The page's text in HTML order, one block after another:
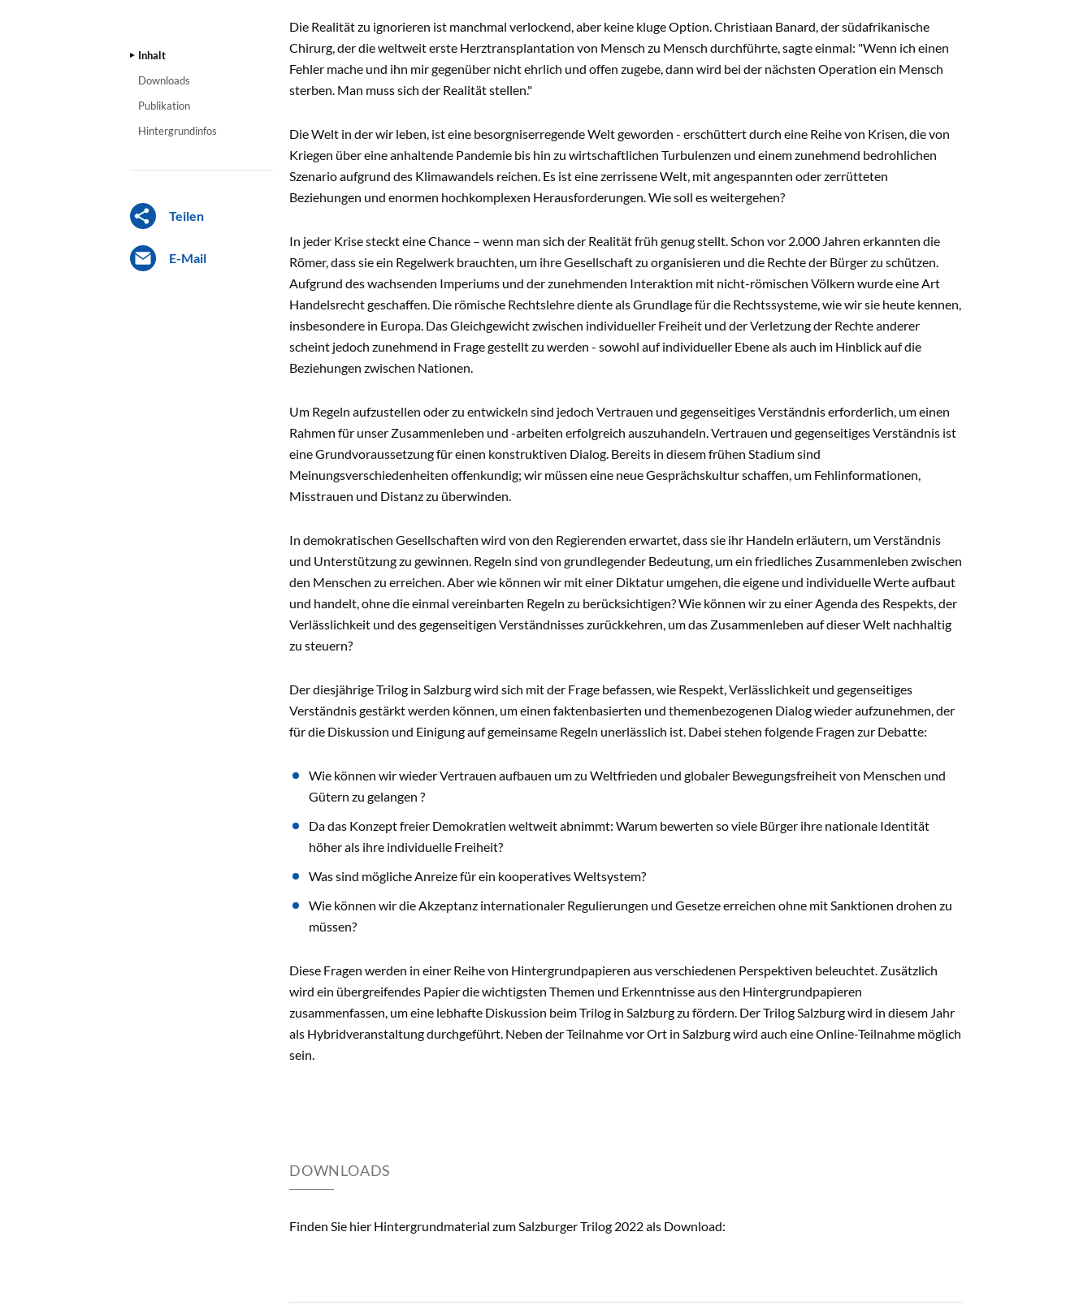
Inhalt
Downloads
Publikation
Hintergrundinfos
Teilen
E-Mail
INHALT
Die Realität zu ignorieren ist manchmal verlockend, aber keine kluge Option. Christiaan Banard, der südafrikanische
Chirurg, der die weltweit erste Herztransplantation von Mensch zu Mensch durchführte, sagte einmal: "Wenn ich einen
Fehler mache und ihn mir gegenüber nicht ehrlich und offen zugebe, dann wird bei der nächsten Operation ein Mensch
sterben. Man muss sich der Realität stellen."
Die Welt in der wir leben, ist eine besorgniserregende Welt geworden - erschüttert durch eine Reihe von Krisen, die von
Kriegen über eine anhaltende Pandemie bis hin zu wirtschaftlichen Turbulenzen und einem zunehmend bedrohlichen
Szenario aufgrund des Klimawandels reichen. Es ist eine zerrissene Welt, mit angespannten oder zerrütteten
Beziehungen und enormen hochkomplexen Herausforderungen. Wie soll es weitergehen?
In jeder Krise steckt eine Chance – wenn man sich der Realität früh genug stellt. Schon vor 2.000 Jahren erkannten die
Römer, dass sie ein Regelwerk brauchten, um ihre Gesellschaft zu organisieren und die Rechte der Bürger zu schützen.
Aufgrund des wachsenden Imperiums und der zunehmenden Interaktion mit nicht-römischen Völkern wurde eine Art
Handelsrecht geschaffen. Die römische Rechtslehre diente als Grundlage für die Rechtssysteme, wie wir sie heute kennen,
insbesondere in Europa. Das Gleichgewicht zwischen individueller Freiheit und der Verletzung der Rechte anderer
scheint jedoch zunehmend in Frage gestellt zu werden - sowohl auf individueller Ebene als auch im Hinblick auf die
Beziehungen zwischen Nationen.
Um Regeln aufzustellen oder zu entwickeln sind jedoch Vertrauen und gegenseitiges Verständnis erforderlich, um einen
Rahmen für unser Zusammenleben und -arbeiten erfolgreich auszuhandeln. Vertrauen und gegenseitiges Verständnis ist
eine Grundvoraussetzung für einen konstruktiven Dialog. Bereits in diesem frühen Stadium sind
Meinungsverschiedenheiten offenkundig; wir müssen eine neue Gesprächskultur schaffen, um Fehlinformationen,
Misstrauen und Distanz zu überwinden.
In demokratischen Gesellschaften wird von den Regierenden erwartet, dass sie ihr Handeln erläutern, um Verständnis
und Unterstützung zu gewinnen. Regeln sind von grundlegender Bedeutung, um ein friedliches Zusammenleben zwischen
den Menschen zu erreichen. Aber wie können wir mit einer Diktatur umgehen, die eigene und individuelle Werte aufbaut
und handelt, ohne die einmal vereinbarten Regeln zu berücksichtigen? Wie können wir zu einer Agenda des Respekts, der
Verlässlichkeit und des gegenseitigen Verständnisses zurückkehren, um das Zusammenleben auf dieser Welt nachhaltig
zu steuern?
Der diesjährige Trilog in Salzburg wird sich mit der Frage befassen, wie Respekt, Verlässlichkeit und gegenseitiges
Verständnis gestärkt werden können, um einen faktenbasierten und themenbezogenen Dialog wieder aufzunehmen, der
für die Diskussion und Einigung auf gemeinsame Regeln unerlässlich ist. Dabei stehen folgende Fragen zur Debatte:
Wie können wir wieder Vertrauen aufbauen um zu Weltfrieden und globaler Bewegungsfreiheit von Menschen und
Gütern zu gelangen ?
Da das Konzept freier Demokratien weltweit abnimmt: Warum bewerten so viele Bürger ihre nationale Identität
höher als ihre individuelle Freiheit?
Was sind mögliche Anreize für ein kooperatives Weltsystem?
Wie können wir die Akzeptanz internationaler Regulierungen und Gesetze erreichen ohne mit Sanktionen drohen zu
müssen?
Diese Fragen werden in einer Reihe von Hintergrundpapieren aus verschiedenen Perspektiven beleuchtet. Zusätzlich
wird ein übergreifendes Papier die wichtigsten Themen und Erkenntnisse aus den Hintergrundpapieren
zusammenfassen, um eine lebhafte Diskussion beim Trilog in Salzburg zu fördern. Der Trilog Salzburg wird in diesem Jahr
als Hybridveranstaltung durchgeführt. Neben der Teilnahme vor Ort in Salzburg wird auch eine Online-Teilnahme möglich
sein.
DOWNLOADS
Finden Sie hier Hintergrundmaterial zum Salzburger Trilog 2022 als Download: